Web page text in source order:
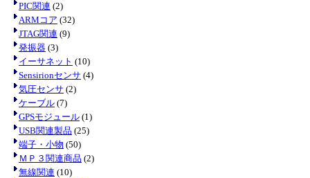
PIC関連 (2)
ARMコア (32)
JTAG関連 (9)
発振器 (3)
イーサネット (10)
Sensirionセンサ (4)
気圧センサ (2)
ケーブル (7)
GPSモジュール (1)
USB関連製品 (25)
端子・小物 (50)
ＭＰ３関連商品 (2)
無線関連 (10)